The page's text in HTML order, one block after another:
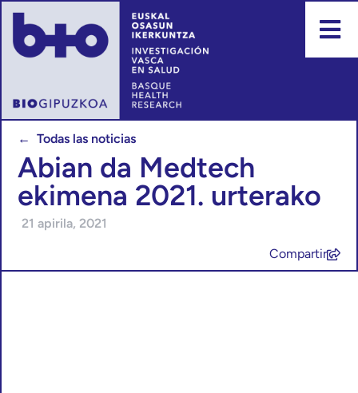
← Todas las noticias
Abian da Medtech
ekimena 2021. urterako
21 apirila, 2021
Compartir